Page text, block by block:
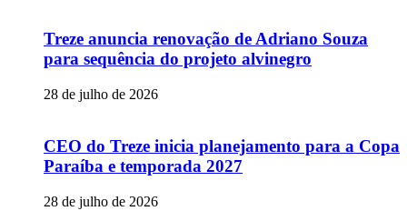
Treze anuncia renovação de Adriano Souza
para sequência do projeto alvinegro
28 de julho de 2026
CEO do Treze inicia planejamento para a Copa
Paraíba e temporada 2027
28 de julho de 2026